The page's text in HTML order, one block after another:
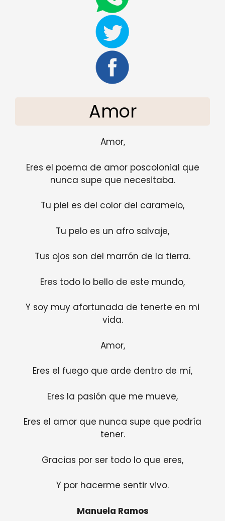
Amor
Amor,
Eres el poema de amor poscolonial que
nunca supe que necesitaba.
Tu piel es del color del caramelo,
Tu pelo es un afro salvaje,
Tus ojos son del marrón de la tierra.
Eres todo lo bello de este mundo,
Y soy muy afortunada de tenerte en mi
vida.
Amor,
Eres el fuego que arde dentro de mí,
Eres la pasión que me mueve,
Eres el amor que nunca supe que podría
tener.
Gracias por ser todo lo que eres,
Y por hacerme sentir vivo.
Manuela Ramos